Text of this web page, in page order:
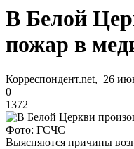
В Белой
пожар в
Корреспондент.net, 26
0
1372
Фото: ГСЧС
Выясняются причины